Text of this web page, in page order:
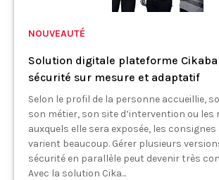
NOUVEAUTÉ
Solution digitale plateforme Cikaba
sécurité sur mesure et adaptatif
Selon le profil de la personne accueillie,
son métier, son site d’intervention ou les
auxquels elle sera exposée, les
varient beaucoup. Gérer plusieurs
sécurité en parallèle peut devenir très
Avec la solution Cika...